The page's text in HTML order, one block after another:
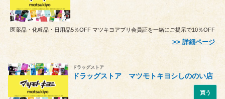
医薬品・化粧品・日用品5％OFF マツキヨアプリ会員証を一緒にご提示で10％OFF
詳細ページ
ドラッグストア
ドラッグストア マツモトキヨシしののい店
買う